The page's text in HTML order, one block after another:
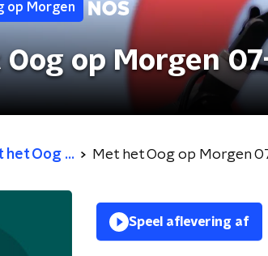
op Morgen
op Morgen
het Oog ... Met het Oog op Morgen
Speel aflevering af